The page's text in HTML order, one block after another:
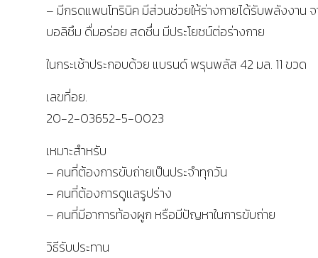
– มีกรดแพนโทรินิค มีส่วนช่วยให้ร่างกายได้รับพลังงาน จ
บอลิซึม ดื่มอร่อย สดชื่น มีประโยชน์ต่อร่างกาย
ในกระเช้าประกอบด้วย แบรนด์ พรุนพลัส 42 มล. 11 ขวด
เลขที่อย.
20-2-03652-5-0023
เหมาะสำหรับ
– คนที่ต้องการขับถ่ายเป็นประจำทุกวัน
– คนที่ต้องการดูแลรูปร่าง
– คนที่มีอาการท้องผูก หรือมีปัญหาในการขับถ่าย
วิธีรับประทาน